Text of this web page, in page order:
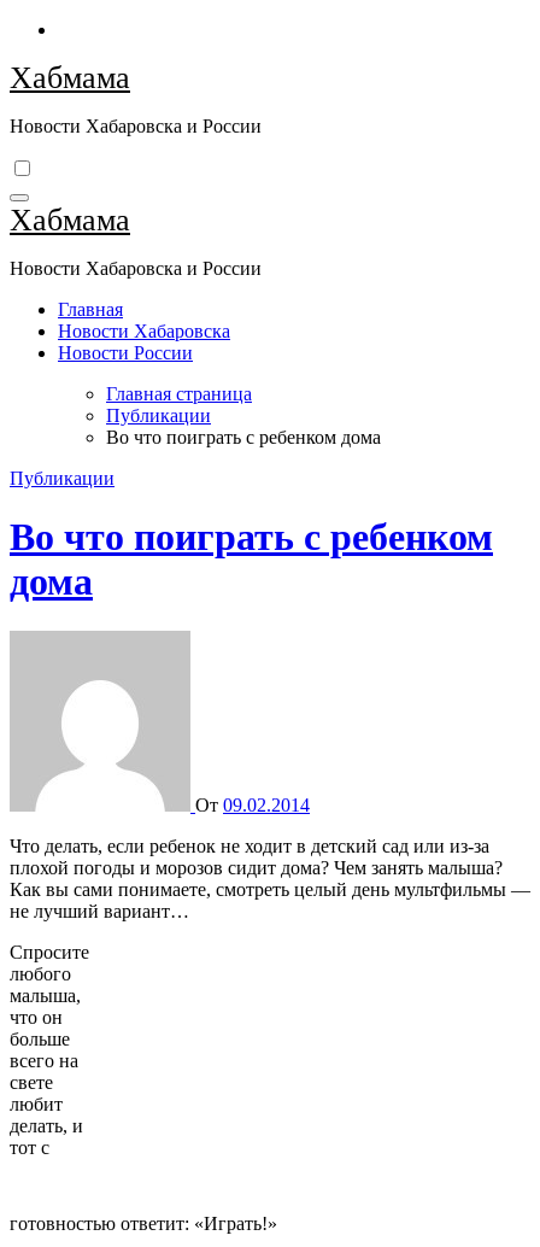
Перейти
содержимому
Хабмама
Новости Хабаровска и России
Хабмама
Новости Хабаровска и России
Главная
Новости Хабаровска
Новости России
Главная страница
Публикации
Во что поиграть с ребенком дома
Публикации
Во что поиграть с ребенком
дома
От 09.02.2014
Что делать, если ребенок не ходит в детский сад или из-за
плохой погоды и морозов сидит дома? Чем занять малыша?
Как вы сами понимаете, смотреть целый день мультфильмы —
не лучший вариант…
Спросите
любого
малыша,
что он
больше
всего на
свете
любит
делать, и
тот с
готовностью ответит: «Играть!»